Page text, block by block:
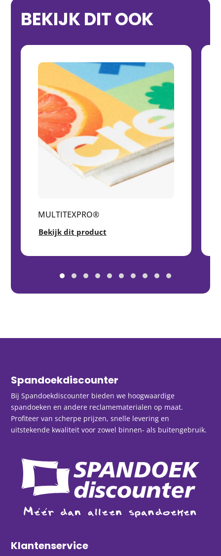
BEKIJK DIT OOK
MULTITEXPRO®
Bekijk dit product
Spandoekdiscounter
Bij Spandoekdiscounter bieden we hoogwaardige
spandoeken en andere reclamematerialen op maat.
Profiteer van scherpe prijzen, snelle levering en
uitstekende kwaliteit voor zowel binnen- als buitengebruik.
Klantenservice